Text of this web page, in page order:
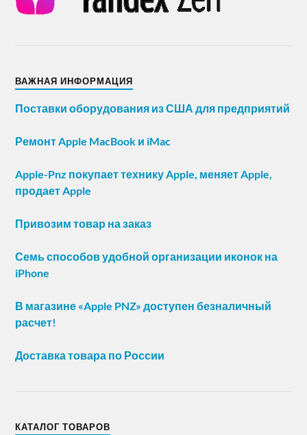
ВАЖНАЯ ИНФОРМАЦИЯ
Поставки оборудования из США для предприятий
Ремонт Apple MacBook и iMac
Apple-Pnz покупает технику Apple, меняет Apple,
продает Apple
Привозим товар на заказ
Семь способов удобной организации иконок на
iPhone
В магазине «Apple PNZ» доступен безналичный
расчет!
Доставка товара по России
КАТАЛОГ ТОВАРОВ